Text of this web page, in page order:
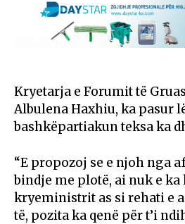
Kryetarja e Forumit të
Albulena Haxhiu, ka pasur
bashkëpartiakun teksa ka
“E propozoj se e njoh nga
bindje me plotë, ai nuk e
kryeministrit as si rehati e
të, pozita ka qenë për t’i